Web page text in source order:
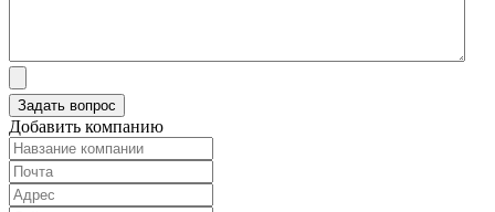
Добавить компанию